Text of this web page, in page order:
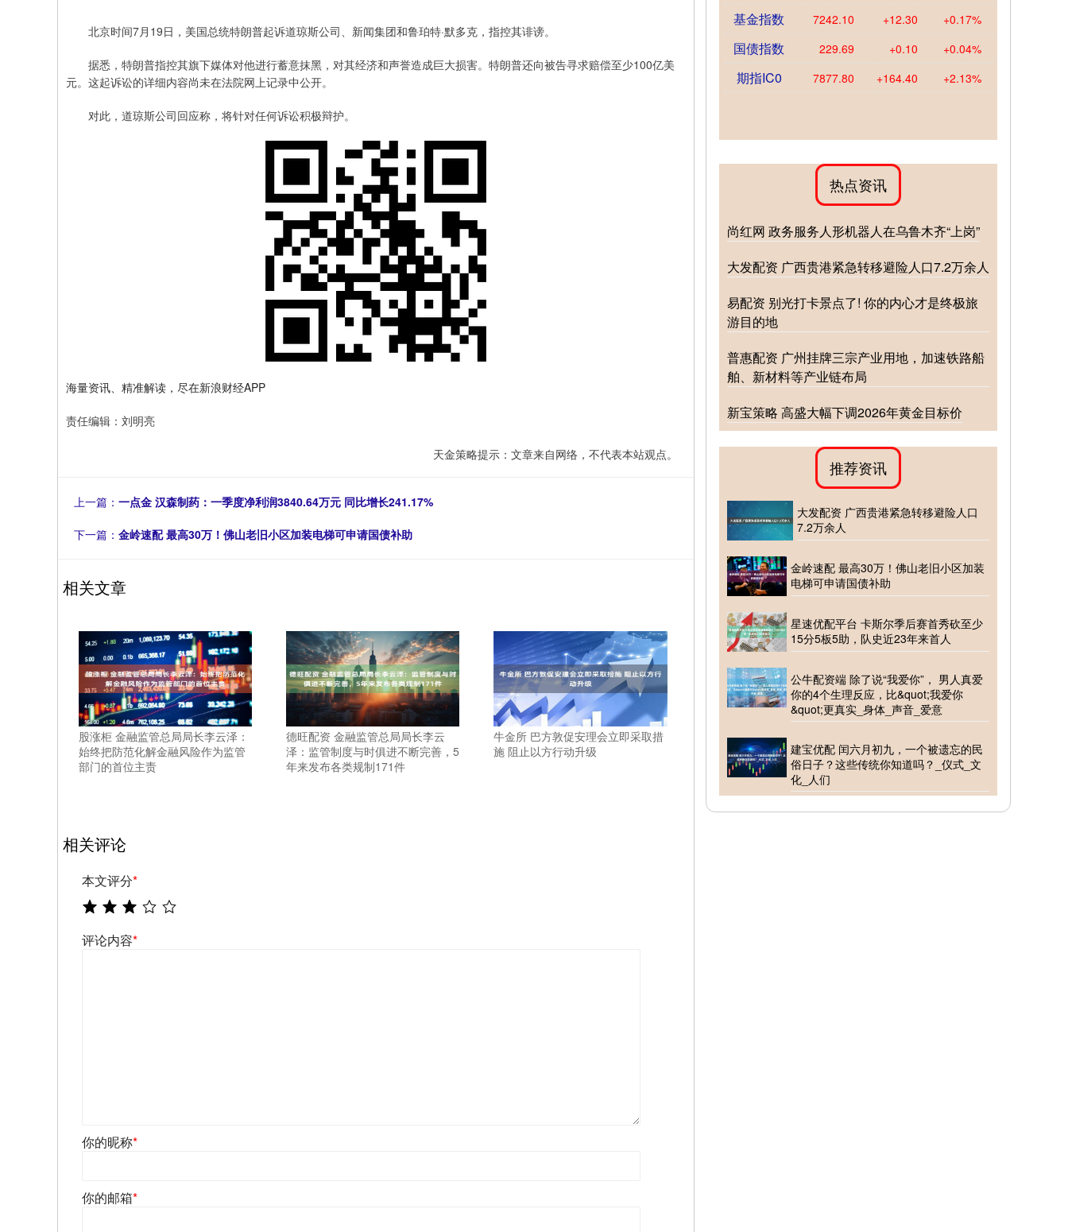
北京时间7月19日，美国总统特朗普起诉道琼斯公司、新闻集团和鲁珀特·默多克，指控其诽谤。
据悉，特朗普指控其旗下媒体对他进行蓄意抹黑，对其经济和声誉造成巨大损害。特朗普还向被告寻求赔偿至少100亿美
元。这起诉讼的详细内容尚未在法院网上记录中公开。
对此，道琼斯公司回应称，将针对任何诉讼积极辩护。
海量资讯、精准解读，尽在新浪财经APP
责任编辑：刘明亮
天金策略提示：文章来自网络，不代表本站观点。
上一篇： 一点金 汉森制药：一季度净利润3840.64万元 同比增长241.17%
下一篇： 金岭速配 最高30万！佛山老旧小区加装电梯可申请国债补助
相关文章
股涨柜 金融监管总局局长李云泽：
始终把防范化解金融风险作为监管
部门的首位主责
德旺配资 金融监管总局局长李云
泽：监管制度与时俱进不断完善，5
年来发布各类规制171件
牛金所 巴方敦促安理会立即采取措
施 阻止以方行动升级
相关评论
本文评分*
评论内容*
你的昵称*
你的邮箱*
基金指数 7242.10 +12.30 +0.17%
国债指数 229.69 +0.10 +0.04%
期指IC0 7877.80 +164.40 +2.13%
热点资讯
尚红网 政务服务人形机器人在乌鲁木齐“上岗”
大发配资 广西贵港紧急转移避险人口7.2万余人
易配资 别光打卡景点了! 你的内心才是终极旅
游目的地
普惠配资 广州挂牌三宗产业用地，加速铁路船
舶、新材料等产业链布局
新宝策略 高盛大幅下调2026年黄金目标价
推荐资讯
大发配资 广西贵港紧急转移避险人口
7.2万余人
金岭速配 最高30万！佛山老旧小区加装
电梯可申请国债补助
星速优配平台 卡斯尔季后赛首秀砍至少
15分5板5助，队史近23年来首人
公牛配资端 除了说“我爱你”， 男人真爱
你的4个生理反应，比&quot;我爱你
&quot;更真实_身体_声音_爱意
建宝优配 闰六月初九，一个被遗忘的民
俗日子？这些传统你知道吗？_仪式_文
化_人们